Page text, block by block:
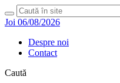
Joi 06/08/2026
Despre noi
Contact
Caută